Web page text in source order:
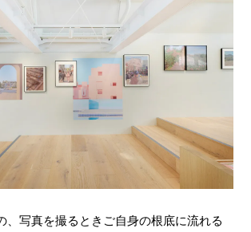
写真を撮るときご自身の根底に流れる